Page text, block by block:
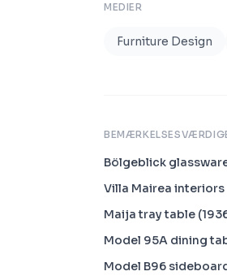
MEDIER
Furniture Design
Bölgeblick
Villa Mairea
Maija tray table
Model 95A dining
Model B96